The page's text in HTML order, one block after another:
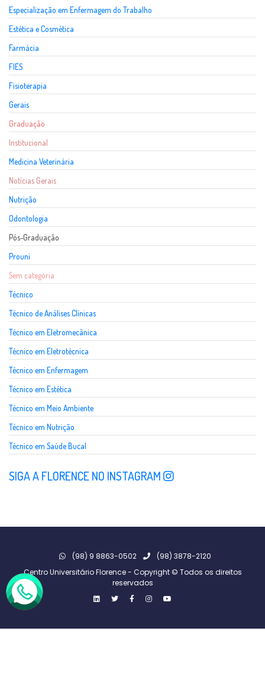
Especialização em Enfermagem do Trabalho
Estética e Cosmética
Farmácia
FIES
Fisioterapia
Gerais
Graduação
Institucional
Medicina Veterinária
Notícias Gerais
Nutrição
Odontologia
Pós-Graduação
Prouni
Sem categoria
Técnico
Técnico de Análises Clínicas
Técnico em Eletromecânica
Técnico em Eletrotécnica
Técnico em Enfermagem
Técnico em Estética
Técnico em Meio Ambiente
Técnico em Nutrição
Técnico em Saúde Bucal
SIGA A FLORENCE NO INSTAGRAM
(98) 9 8863-0502
(98) 3878-2120
Centro Universitário Florence - Copyright © Todos os direitos
reservados